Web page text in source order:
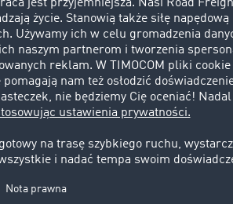
zakazy jazdy we Francji w